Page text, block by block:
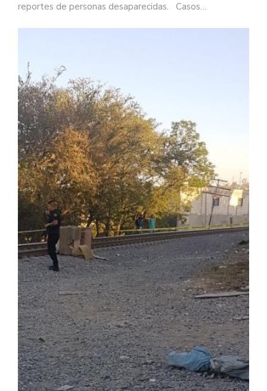
reportes de personas desaparecidas. Casos…